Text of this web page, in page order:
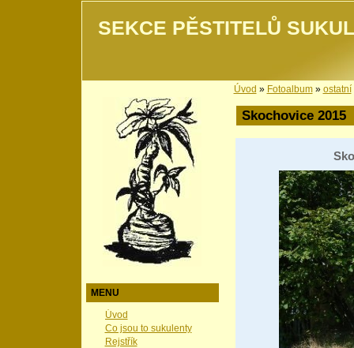
SEKCE PĚSTITELŮ
MENU
Úvod
Co jsou to sukulenty
Rejstřík
Úvod » Fotoalbum» ostatní
Skochovice 2015